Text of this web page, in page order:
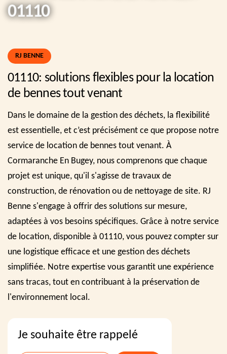
01110
RJ BENNE
01110: solutions flexibles pour la location
de bennes tout venant
Dans le domaine de la gestion des déchets, la flexibilité
est essentielle, et c’est précisément ce que propose notre
service de location de bennes tout venant. À
Cormaranche En Bugey, nous comprenons que chaque
projet est unique, qu'il s'agisse de travaux de
construction, de rénovation ou de nettoyage de site. RJ
Benne s'engage à offrir des solutions sur mesure,
adaptées à vos besoins spécifiques. Grâce à notre service
de location, disponible à 01110, vous pouvez compter sur
une logistique efficace et une gestion des déchets
simplifiée. Notre expertise vous garantit une expérience
sans tracas, tout en contribuant à la préservation de
l'environnement local.
Je souhaite être rappelé